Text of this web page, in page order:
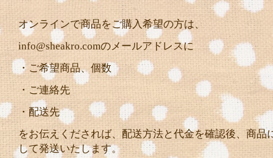
オンラインで商品をご購入希望の方は、
info@sheakro.comのメールアドレスに
・ご希望商品、個数
・ご連絡先
・配送先
をお伝えくだされば、配送方法と代金を確認後、商品
して発送いたします。